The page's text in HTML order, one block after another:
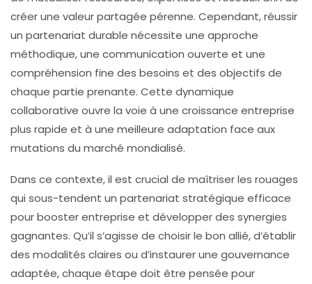
créer une valeur partagée pérenne. Cependant, réussir
un partenariat durable nécessite une approche
méthodique, une communication ouverte et une
compréhension fine des besoins et des objectifs de
chaque partie prenante. Cette dynamique
collaborative ouvre la voie à une croissance entreprise
plus rapide et à une meilleure adaptation face aux
mutations du marché mondialisé.
Dans ce contexte, il est crucial de maîtriser les rouages
qui sous-tendent un partenariat stratégique efficace
pour booster entreprise et développer des synergies
gagnantes. Qu’il s’agisse de choisir le bon allié, d’établir
des modalités claires ou d’instaurer une gouvernance
adaptée, chaque étape doit être pensée pour